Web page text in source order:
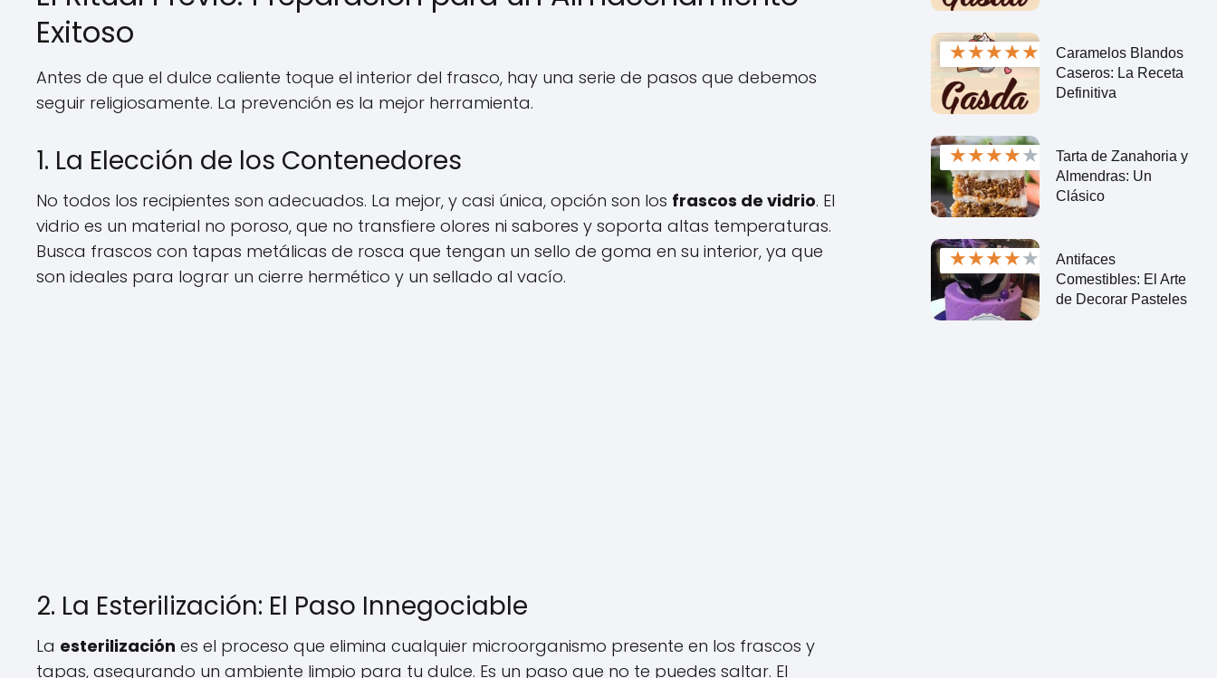
Exitoso
Antes de que el dulce caliente toque el interior del frasco, hay una serie de pasos que debemos
seguir religiosamente. La prevención es la mejor herramienta.
1. La Elección de los Contenedores
No todos los recipientes son adecuados. La mejor, y casi única, opción son los frascos de vidrio. El
vidrio es un material no poroso, que no transfiere olores ni sabores y soporta altas temperaturas.
Busca frascos con tapas metálicas de rosca que tengan un sello de goma en su interior, ya que
son ideales para lograr un cierre hermético y un sellado al vacío.
2. La Esterilización: El Paso Innegociable
La esterilización es el proceso que elimina cualquier microorganismo presente en los frascos y
tapas, asegurando un ambiente limpio para tu dulce. Es un paso que no te puedes saltar. El
★★★★★
Caramelos Blandos
Caseros: La Receta
Definitiva
★★★★★
Tarta de Zanahoria y
Almendras: Un
Clásico
★★★★★
Antifaces
Comestibles: El Arte
de Decorar Pasteles